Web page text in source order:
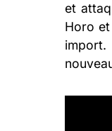
et
Horo